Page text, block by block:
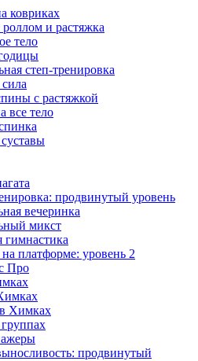
ковриках
и растяжка
тело
степ-тренировка
с растяжкой
все тело
продвинутый уровень
вечеринка
микст
гимнастика
платформе: уровень 2
Про
Химках
продвинутый